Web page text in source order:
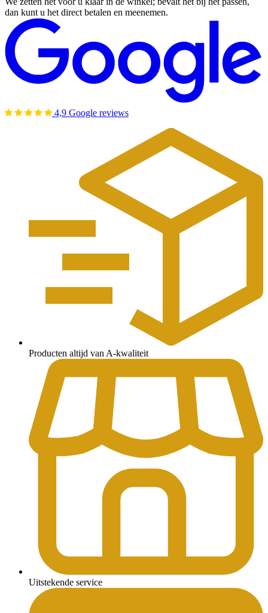
dan kunt u het direct betalen en meenemen.
4,9 Google reviews
Producten altijd van A-kwaliteit
Uitstekende service